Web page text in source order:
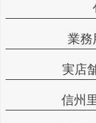
業務
実店
信州